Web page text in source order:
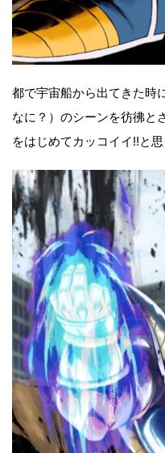
都で宇宙船から出てきた時
なに？）のシーンを彷彿と
をはじめてカッコイイ!!と